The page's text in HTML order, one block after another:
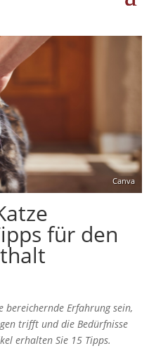
Canva
für den
bereichernde Erfahrung sein,
trifft und die Bedürfnisse
erhalten Sie 15 Tipps.